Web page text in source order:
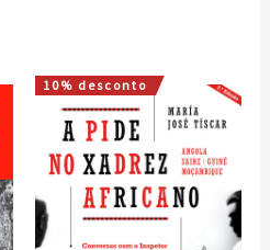
10% desconto
O
preço
original
era:
18,00 €.
O
preço
atual
é:
16,20 €.